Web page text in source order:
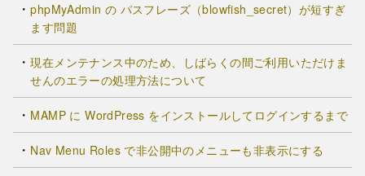
phpMyAdmin の パスフレーズ（blowfish_secret）が短すぎ
ます問題
現在メンテナンス中のため、しばらくの間ご利用いただけま
せんのエラーの処理方法について
MAMP に WordPress をインストールしてログインするまで
Nav Menu Roles で非公開中のメニューも非表示にする